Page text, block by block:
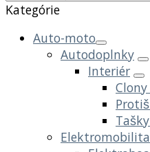
Kategórie
Auto-moto
Autodoplnky
Interiér
Elektromobilita